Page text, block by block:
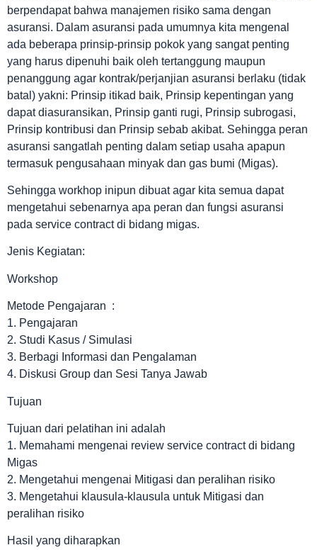
berpendapat bahwa manajemen risiko sama dengan
asuransi. Dalam asuransi pada umumnya kita mengenal
ada beberapa prinsip-prinsip pokok yang sangat penting
yang harus dipenuhi baik oleh tertanggung maupun
penanggung agar kontrak/perjanjian asuransi berlaku (tidak
batal) yakni: Prinsip itikad baik, Prinsip kepentingan yang
dapat diasuransikan, Prinsip ganti rugi, Prinsip subrogasi,
Prinsip kontribusi dan Prinsip sebab akibat. Sehingga peran
asuransi sangatlah penting dalam setiap usaha apapun
termasuk pengusahaan minyak dan gas bumi (Migas).
Sehingga workhop inipun dibuat agar kita semua dapat
mengetahui sebenarnya apa peran dan fungsi asuransi
pada service contract di bidang migas.
Jenis Kegiatan:
Workshop
Metode Pengajaran :
1. Pengajaran
2. Studi Kasus / Simulasi
3. Berbagi Informasi dan Pengalaman
4. Diskusi Group dan Sesi Tanya Jawab
Tujuan
Tujuan dari pelatihan ini adalah
1. Memahami mengenai review service contract di bidang
Migas
2. Mengetahui mengenai Mitigasi dan peralihan risiko
3. Mengetahui klausula-klausula untuk Mitigasi dan
peralihan risiko
Hasil yang diharapkan